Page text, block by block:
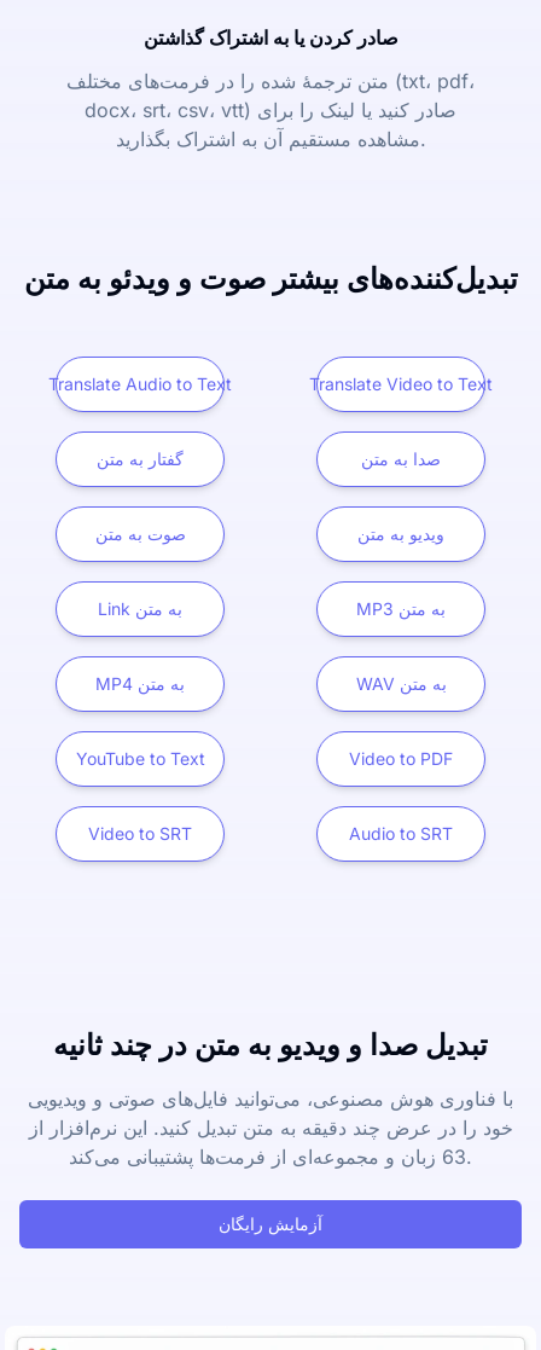
صادر کردن یا به اشتراک گذاشتن
متن ترجمۀ شده را در فرمت‌های مختلف (txt، pdf،
docx، srt، csv، vtt) صادر کنید یا لینک را برای
مشاهده مستقیم آن به اشتراک بگذارید.
تبدیل‌کننده‌های بیشتر صوت و ویدئو به متن
Translate Audio to Text Translate Video to Text
گفتار به متن صدا به متن
صوت به متن ویدیو به متن
Link به متن MP3 به متن
MP4 به متن WAV به متن
YouTube to Text Video to PDF
Video to SRT Audio to SRT
تبدیل صدا و ویدیو به متن در چند ثانیه
با فناوری هوش مصنوعی، می‌توانید فایل‌های صوتی و ویدیویی
خود را در عرض چند دقیقه به متن تبدیل کنید. این نرم‌افزار از
63 زبان و مجموعه‌ای از فرمت‌ها پشتیبانی می‌کند.
آزمایش رایگان